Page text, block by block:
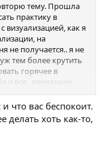
тему. Прошла
практику в
как я
на
не получается.. я не
тем более крутить
горячее в
и все.. переднюю
не вижу,
ничего, инструктор
ночью, когда
сам будет
ни ленточки,
что вас беспокоит.
делать хоть как-то,